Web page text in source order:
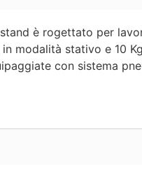
è rogettato per
modalità stativo e 10
con sistema